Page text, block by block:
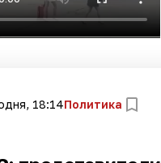
18:14Политика